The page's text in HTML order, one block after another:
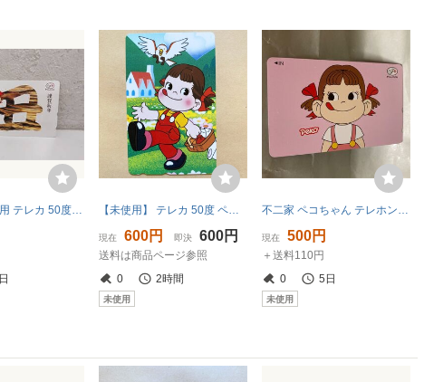
75167★未使用 テレカ 50度 ペコちゃん 不二家 謹賀新年 丑年 【未使用】 テレカ 50度 ペコちゃん 不二家
現在 600円 即決 600円
送料は商品ページ参照
0
2時間
未使用
不二家 ペコちゃん テレホンカード 50度数 未使用
現在 500円
＋送料110円
0
5日
未使用